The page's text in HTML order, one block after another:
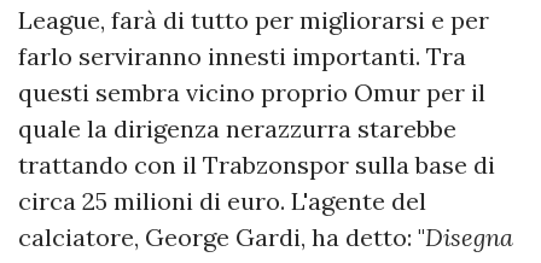
League, farà di tutto per migliorarsi e per
farlo serviranno innesti importanti. Tra
questi sembra vicino proprio Omur per il
quale la dirigenza nerazzurra starebbe
trattando con il Trabzonspor sulla base di
circa 25 milioni di euro. L'agente del
calciatore, George Gardi, ha detto: "Disegna